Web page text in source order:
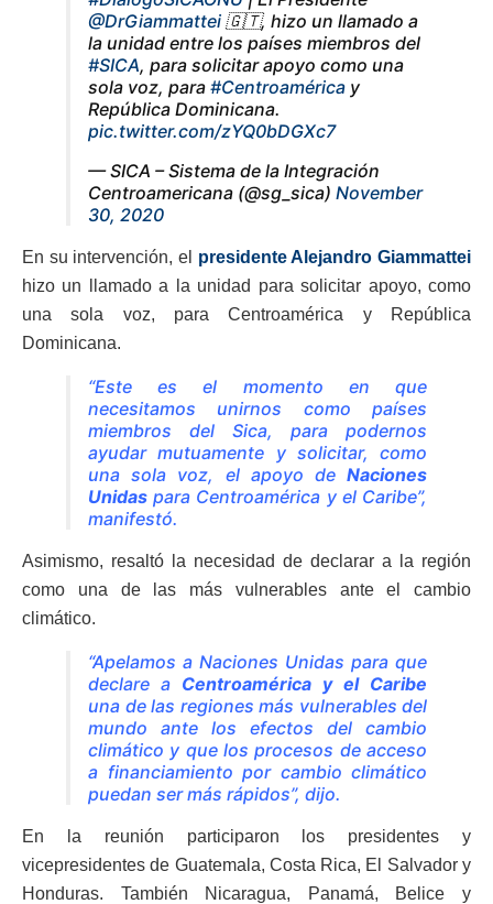
@DrGiammattei 🇬🇹, hizo un llamado a
la unidad entre los países miembros del
#SICA, para solicitar apoyo como una
sola voz, para #Centroamérica y
República Dominicana.
pic.twitter.com/zYQ0bDGXc7
— SICA – Sistema de la Integración
Centroamericana (@sg_sica) November
30, 2020
En su intervención, el presidente Alejandro Giammattei
hizo un llamado a la unidad para solicitar apoyo, como
una sola voz, para Centroamérica y República
Dominicana.
“Este es el momento en que
necesitamos unirnos como países
miembros del Sica, para podernos
ayudar mutuamente y solicitar, como
una sola voz, el apoyo de Naciones
Unidas para Centroamérica y el Caribe”,
manifestó.
Asimismo, resaltó la necesidad de declarar a la región
como una de las más vulnerables ante el cambio
climático.
“Apelamos a Naciones Unidas para que
declare a Centroamérica y el Caribe
una de las regiones más vulnerables del
mundo ante los efectos del cambio
climático y que los procesos de acceso
a financiamiento por cambio climático
puedan ser más rápidos”, dijo.
En la reunión participaron los presidentes y
vicepresidentes de Guatemala, Costa Rica, El Salvador y
Honduras. También Nicaragua, Panamá, Belice y